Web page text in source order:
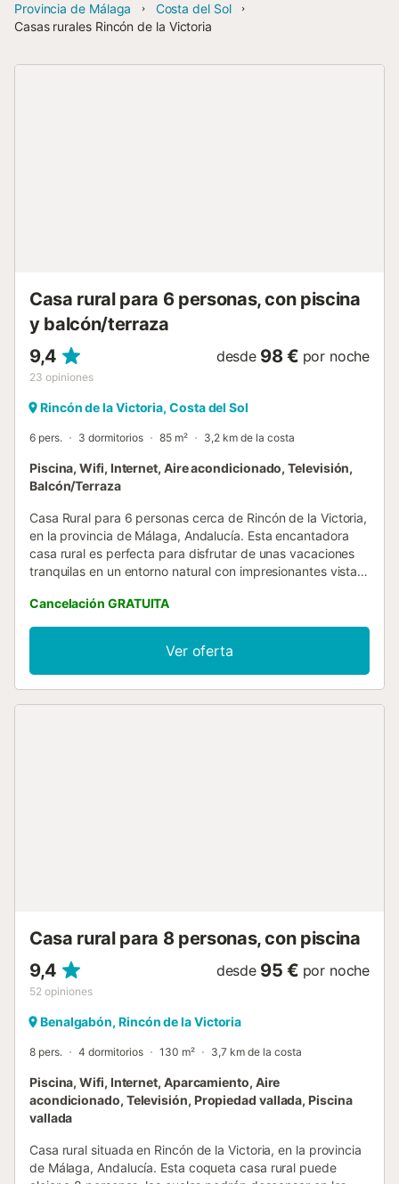
Provincia de Málaga
Costa del Sol
Casas rurales Rincón de la Victoria
Casa rural para 6 personas, con piscina
y balcón/terraza
9,4
23 opiniones
desde 98 € por noche
Rincón de la Victoria, Costa del Sol
6 pers. 3 dormitorios 85 m² 3,2 km de la costa
Piscina, Wifi, Internet, Aire acondicionado, Televisión,
Balcón/Terraza
Casa Rural para 6 personas cerca de Rincón de la Victoria,
en la provincia de Málaga, Andalucía. Esta encantadora
casa rural es perfecta para disfrutar de unas vacaciones
tranquilas en un entorno natural con impresionantes vistas
la convierte en un lugar ideal para combinar relax y
actividades costeras. El interior de la vivienda está
distribuido en una sola planta, ofreciendo comodidad y
funcionalidad. La casa cuenta con 3 dormitorios: dos de
ellos con 2 camas individuales cada uno, y un tercer
unas espectaculares vistas al mar, creando un rincón único
para relajarse bajo el sol. Cabe destacar que la ...
Cancelación GRATUITA
Ver oferta
Casa rural para 8 personas, con piscina
9,4
52 opiniones
desde 95 € por noche
Benalgabón, Rincón de la Victoria
8 pers. 4 dormitorios 130 m² 3,7 km de la costa
Piscina, Wifi, Internet, Aparcamiento, Aire
acondicionado, Televisión, Propiedad vallada, Piscina
vallada
Casa rural situada en Rincón de la Victoria, en la provincia
de Málaga, Andalucía. Esta coqueta casa rural puede